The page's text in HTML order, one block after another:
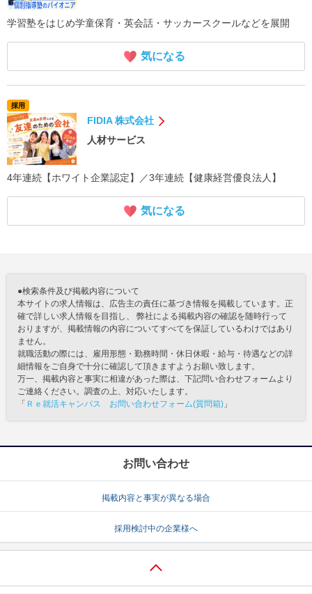
学習塾をはじめ学童保育・英会話・サッカースクールなどを展開
気になる
採用
FIDIA 株式会社
人材サービス
4年連続【ホワイト企業認定】／3年連続【健康経営優良法人】
気になる
●検索条件及び掲載内容について
本サイトの求人情報は、広告主の責任に基づき情報を掲載しています。正
確で詳しい求人情報を目指し、 弊社による掲載内容の確認を随時行って
おりますが、掲載情報の内容についてすべてを保証しているわけではあり
ません。
就職活動の際には、雇用形態・勤務時間・休日休暇・給与・待遇などの詳
細情報をご自身で十分に確認して頂きますようお願い致します。
万一、掲載内容と事実に相違があった際は、下記問い合わせフォームより
ご連絡ください。調査の上、対応いたします。
「 Ｒｅ就活キャンパス お問い合わせフォーム(質問箱) 」
お問い合わせ
掲載内容と事実が異なる場合
採用検討中の企業様へ